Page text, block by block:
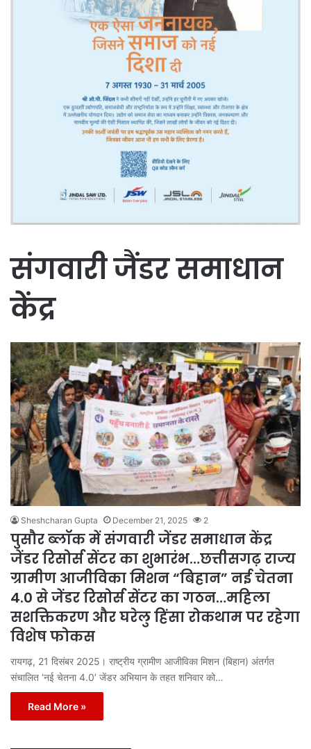
संगवारी जैंडर समाधान
केंद्र
Sheshcharan Gupta December 21, 2025 2
पुसौर ब्लॉक में संगवारी जेंडर समाधान केंद्र
जेंडर रिसोर्स सेंटर का शुभारंभ…छत्तीसगढ़ राज्य
ग्रामीण आजीविका मिशन “बिहान” नई चेतना
4.0 से जेंडर रिसोर्स सेंटर का गठन…महिला
सशक्तिकरण और घरेलु हिंसा रोकथाम पर रहेगा
विशेष फोकस
रायगढ़, 21 दिसंबर 2025। राष्ट्रीय ग्रामीण आजीविका मिशन (बिहान) अंतर्गत
संचालित ‘नई चेतना 4.0’ जेंडर अभियान के तहत शनिवार को…
Read More »